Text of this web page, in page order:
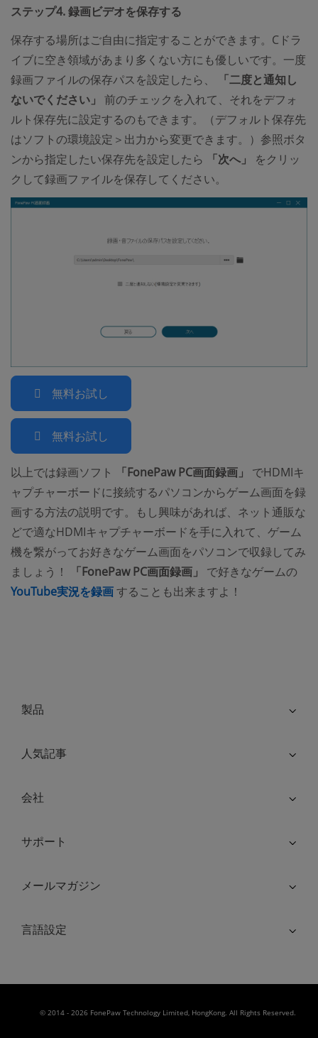
ステップ4. 録画ビデオを保存する
保存する場所はご自由に指定することができます。Cドラ
イブに空き領域があまり多くない方にも優しいです。一度
録画ファイルの保存パスを設定したら、
「二度と通知し
ないでください」 前のチェックを入れて、それをデフォ
ルト保存先に設定するのもできます。（デフォルト保存先
はソフトの環境設定＞出力から変更できます。）参照ボタ
ンから指定したい保存先を設定したら
「次へ」
をクリッ
クして録画ファイルを保存してください。
無料お試し
無料お試し
以上では録画ソフト 「FonePaw PC画面録画」
でHDMIキ
ャプチャーボードに接続するパソコンからゲーム画面を録
画する方法の説明です。もし興味があれば、ネット通販な
どで適なHDMIキャプチャーボードを手に入れて、ゲーム
機を繋がってお好きなゲーム画面をパソコンで収録してみ
ましょう！
「FonePaw PC画面録画」
で好きなゲームの
YouTube実況を録画(opens new window)
することも出来ますよ！
製品
人気記事
会社
サポート
メールマガジン
言語設定
© 2014 - 2026 FonePaw Technology Limited, HongKong. All Rights Reserved.